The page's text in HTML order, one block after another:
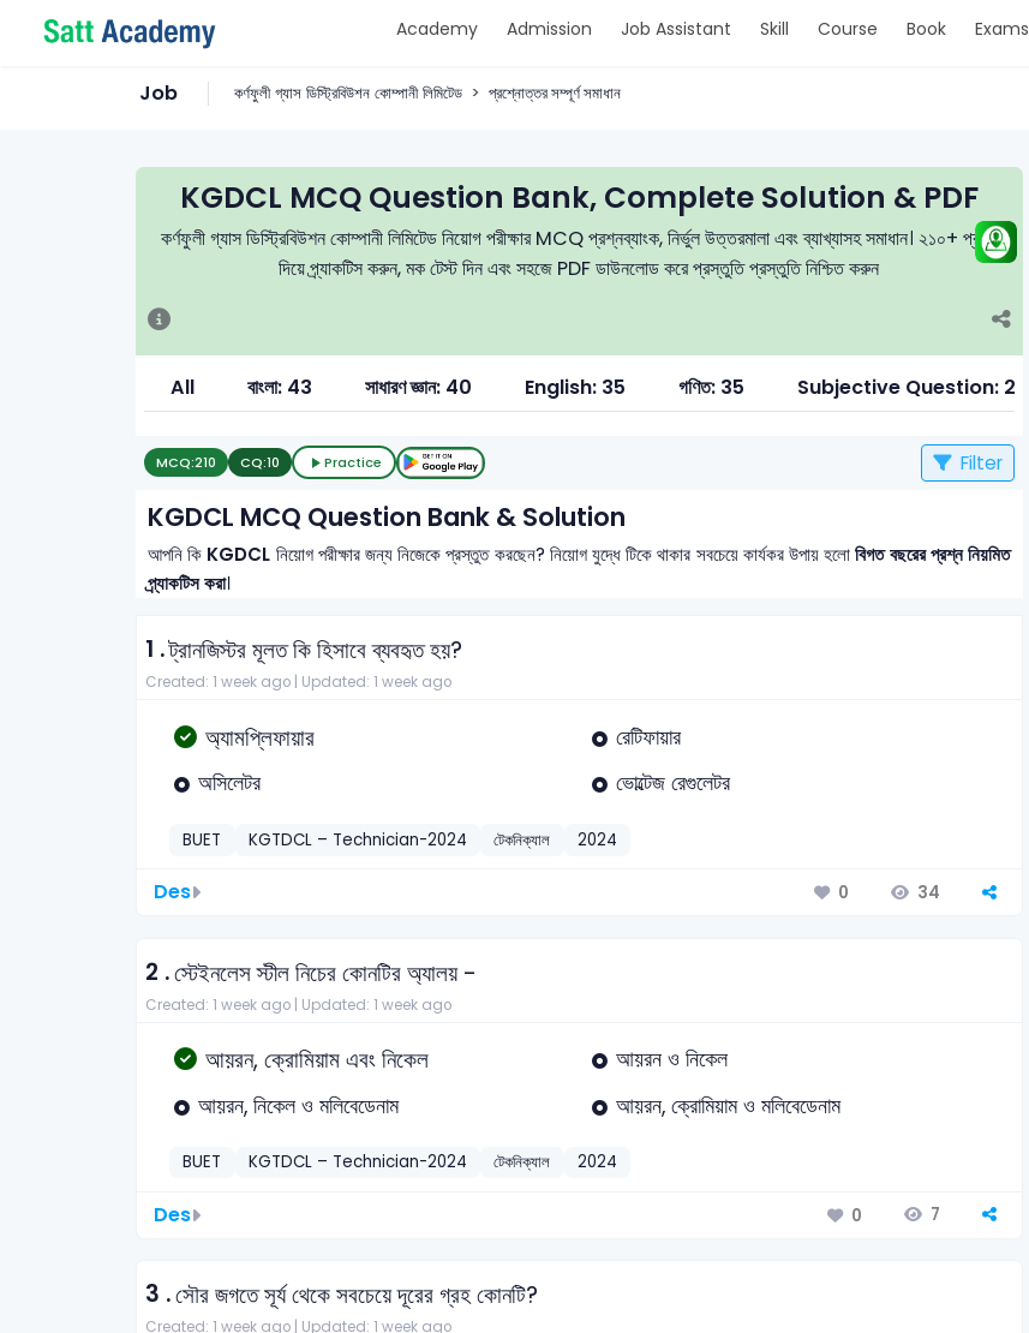
Academy Admission Job Assistant Skill Course Book Exams
Job কর্ণফুলী গ্যাস ডিস্ট্রিবিউশন কোম্পানী লিমিটেড প্রশ্নোত্তর সম্পূর্ণ সমাধান
KGDCL MCQ Question Bank, Complete Solution & PDF
কর্ণফুলী গ্যাস ডিস্ট্রিবিউশন কোম্পানী লিমিটেড নিয়োগ পরীক্ষার MCQ প্রশ্নব্যাংক, নির্ভুল উত্তরমালা এবং ব্যাখ্যাসহ সমাধান। ২১০+ প্রশ্ন
দিয়ে প্র্যাকটিস করুন, মক টেস্ট দিন এবং সহজে PDF ডাউনলোড করে প্রস্তুতি প্রস্তুতি নিশ্চিত করুন
All বাংলা: 43 সাধারণ জ্ঞান: 40 English: 35 গণিত: 35 Subjective Question: 28
MCQ:210 CQ:10 Practice Filter
KGDCL MCQ Question Bank & Solution
আপনি কি KGDCL নিয়োগ পরীক্ষার জন্য নিজেকে প্রস্তুত করছেন? নিয়োগ যুদ্ধে টিকে থাকার সবচেয়ে কার্যকর উপায় হলোবিগত বছরের প্রশ্ন নিয়মিত
প্র্যাকটিস করা।
1 .ট্রানজিস্টর মূলত কি হিসাবে ব্যবহৃত হয়?
Created: 1 week ago | Updated: 1 week ago
অ্যামপ্লিফায়ার
রেটিফায়ার
অসিলেটর
ভোল্টেজ রেগুলেটর
BUET KGTDCL – Technician-2024 টেকনিক্যাল 2024
Des 0 34
2 .স্টেইনলেস স্টীল নিচের কোনটির অ্যালয় -
Created: 1 week ago | Updated: 1 week ago
আয়রন, ক্রোমিয়াম এবং নিকেল
আয়রন ও নিকেল
আয়রন, নিকেল ও মলিবেডেনাম
আয়রন, ক্রোমিয়াম ও মলিবেডেনাম
BUET KGTDCL – Technician-2024 টেকনিক্যাল 2024
Des 0 7
3 .সৌর জগতে সূর্য থেকে সবচেয়ে দূরের গ্রহ কোনটি?
Created: 1 week ago | Updated: 1 week ago